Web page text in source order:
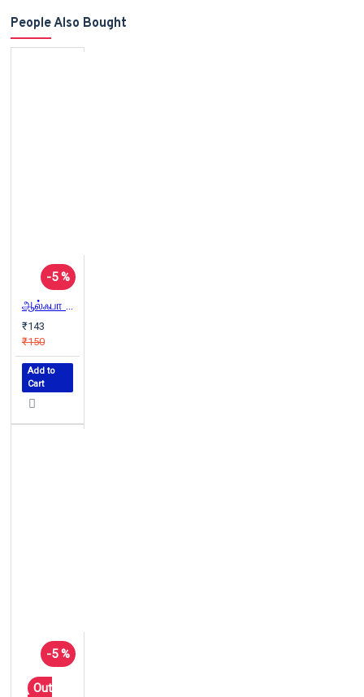
People Also Bought
-5 %
ஆல்ஃபா தியானம்
₹143
₹150
Add to
Cart
-5 %
Out